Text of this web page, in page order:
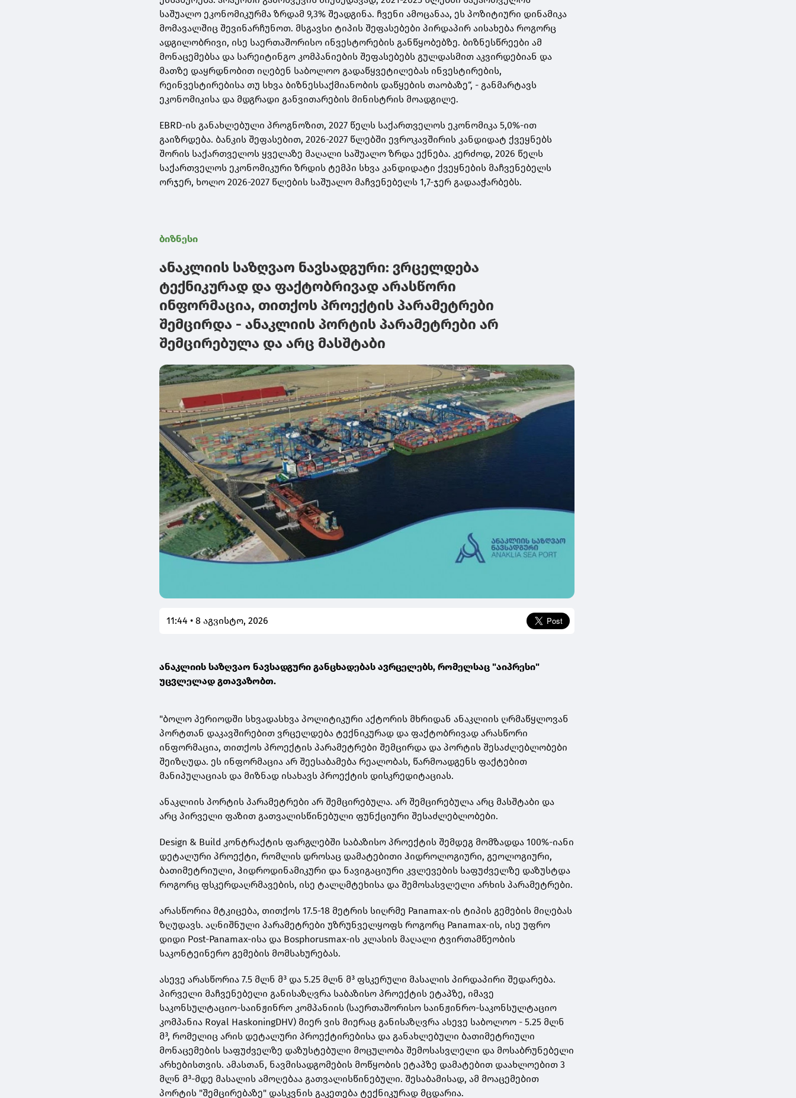
საშუალო ეკონომიკურმა ზრდამ 9,3% შეადგინა. ჩვენი ამოცანაა, ეს პოზიტიური დინამიკა
მომავალშიც შევინარჩუნოთ. მსგავსი ტიპის შეფასებები პირდაპირ აისახება როგორც
ადგილობრივი, ისე საერთაშორისო ინვესტორების განწყობებზე. ბიზნესწრეები ამ
მონაცემებსა და სარეიტინგო კომპანიების შეფასებებს გულდასმით აკვირდებიან და
მათზე დაყრდნობით იღებენ საბოლოო გადაწყვეტილებას ინვესტირების,
რეინვესტირებისა თუ სხვა ბიზნესსაქმიანობის დაწყების თაობაზე“, - განმარტავს
ეკონომიკისა და მდგრადი განვითარების მინისტრის მოადგილე.
EBRD-ის განახლებული პროგნოზით, 2027 წელს საქართველოს ეკონომიკა 5,0%-ით
გაიზრდება. ბანკის შეფასებით, 2026-2027 წლებში ევროკავშირის კანდიდატ ქვეყნებს
შორის საქართველოს ყველაზე მაღალი საშუალო ზრდა ექნება. კერძოდ, 2026 წელს
საქართველოს ეკონომიკური ზრდის ტემპი სხვა კანდიდატი ქვეყნების მაჩვენებელს
ორჯერ, ხოლო 2026-2027 წლების საშუალო მაჩვენებელს 1,7-ჯერ გადააჭარბებს.
ბიზნესი
ანაკლიის საზღვაო ნავსადგური: ვრცელდება
ტექნიკურად და ფაქტობრივად არასწორი
ინფორმაცია, თითქოს პროექტის პარამეტრები
შემცირდა - ანაკლიის პორტის პარამეტრები არ
შემცირებულა და არც მასშტაბი
11:44 • 8 აგვისტო, 2026
ანაკლიის საზღვაო ნავსადგური განცხადებას ავრცელებს, რომელსაც "აიპრესი"
უცვლელად გთავაზობთ.
"ბოლო პერიოდში სხვადასხვა პოლიტიკური აქტორის მხრიდან ანაკლიის ღრმაწყლოვან
პორტთან დაკავშირებით ვრცელდება ტექნიკურად და ფაქტობრივად არასწორი
ინფორმაცია, თითქოს პროექტის პარამეტრები შემცირდა და პორტის შესაძლებლობები
შეიზღუდა. ეს ინფორმაცია არ შეესაბამება რეალობას, წარმოადგენს ფაქტებით
მანიპულაციას და მიზნად ისახავს პროექტის დისკრედიტაციას.
ანაკლიის პორტის პარამეტრები არ შემცირებულა. არ შემცირებულა არც მასშტაბი და
არც პირველი ფაზით გათვალისწინებული ფუნქციური შესაძლებლობები.
Design & Build კონტრაქტის ფარგლებში საბაზისო პროექტის შემდეგ მომზადდა 100%-იანი
დეტალური პროექტი, რომლის დროსაც დამატებითი ჰიდროლოგიური, გეოლოგიური,
ბათიმეტრიული, ჰიდროდინამიკური და ნავიგაციური კვლევების საფუძველზე დაზუსტდა
როგორც ფსკერდაღრმავების, ისე ტალღმტეხისა და შემოსასვლელი არხის პარამეტრები.
არასწორია მტკიცება, თითქოს 17.5-18 მეტრის სიღრმე Panamax-ის ტიპის გემების მიღებას
ზღუდავს. აღნიშნული პარამეტრები უზრუნველყოფს როგორც Panamax-ის, ისე უფრო
დიდი Post-Panamax-ისა და Bosphorusmax-ის კლასის მაღალი ტვირთამწეობის
საკონტეინერო გემების მომსახურებას.
ასევე არასწორია 7.5 მლნ მ³ და 5.25 მლნ მ³ ფსკერული მასალის პირდაპირი შედარება.
პირველი მაჩვენებელი განისაზღვრა საბაზისო პროექტის ეტაპზე, იმავე
საკონსულტაციო-საინჟინრო კომპანიის (საერთაშორისო საინჟინრო-საკონსულტაციო
კომპანია Royal HaskoningDHV) მიერ ვის მიერაც განისაზღვრა ასევე საბოლოო - 5.25 მლნ
მ³, რომელიც არის დეტალური პროექტირებისა და განახლებული ბათიმეტრიული
მონაცემების საფუძველზე დაზუსტებული მოცულობა შემოსასვლელი და მოსაბრუნებელი
არხებისთვის. ამასთან, ნავმისადგომების მოწყობის ეტაპზე დამატებით დაახლოებით 3
მლნ მ³-მდე მასალის ამოღებაა გათვალისწინებული. შესაბამისად, ამ მოაცემებით
პორტის "შემცირებაზე" დასკვნის გაკეთება ტექნიკურად მცდარია.